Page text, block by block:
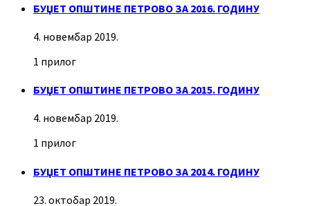
БУЏЕТ ОПШТИНЕ ПЕТРОВО ЗА 2016. ГОДИНУ
4. новембар 2019.
1 прилог
БУЏЕТ ОПШТИНЕ ПЕТРОВО ЗА 2015. ГОДИНУ
4. новембар 2019.
1 прилог
БУЏЕТ ОПШТИНЕ ПЕТРОВО ЗА 2014. ГОДИНУ
23. октобар 2019.